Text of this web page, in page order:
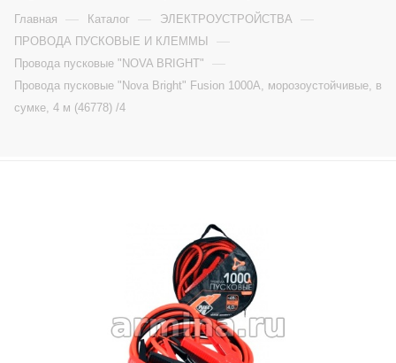
Главная — Каталог — ЭЛЕКТРОУСТРОЙСТВА —
ПРОВОДА ПУСКОВЫЕ И КЛЕММЫ —
Провода пусковые "NOVA BRIGHT" —
Провода пусковые "Nova Bright" Fusion 1000А, морозоустойчивые, в
сумке, 4 м (46778) /4